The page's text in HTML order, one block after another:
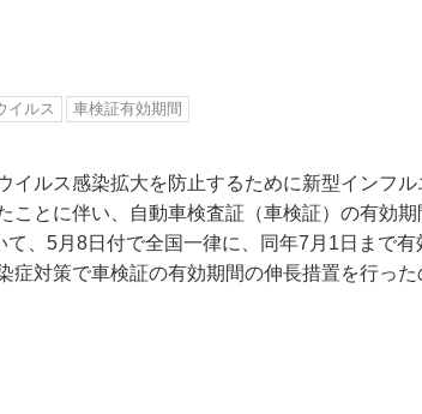
イルス 車検証有効期間
イルス感染拡大を防止するために新型インフ
ことに伴い、自動車検査証（車検証）の有効
、5月8日付で全国一律に、同年7月1日まで
症対策で車検証の有効期間の伸長措置を行った